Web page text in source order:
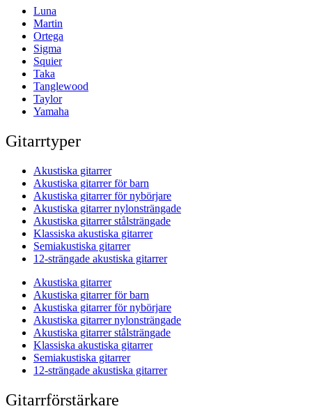
Luna
Martin
Ortega
Sigma
Squier
Taka
Tanglewood
Taylor
Yamaha
Gitarrtyper
Akustiska gitarrer
Akustiska gitarrer för barn
Akustiska gitarrer för nybörjare
Akustiska gitarrer nylonsträngade
Akustiska gitarrer stålsträngade
Klassiska akustiska gitarrer
Semiakustiska gitarrer
12-strängade akustiska gitarrer
Akustiska gitarrer
Akustiska gitarrer för barn
Akustiska gitarrer för nybörjare
Akustiska gitarrer nylonsträngade
Akustiska gitarrer stålsträngade
Klassiska akustiska gitarrer
Semiakustiska gitarrer
12-strängade akustiska gitarrer
Gitarrförstärkare